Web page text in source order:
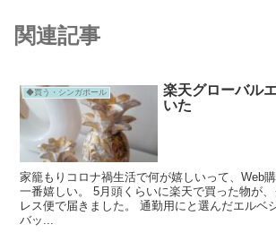
関連記事
◆買う・シンガポール
楽天グローバル
いた
家籠もりコロナ禍生活で何が嬉しいって、Web
一番嬉しい。 5月頭くらいに楽天で買った物が
レス便で届きました。 通勤用にと選んだエルベ
バッ...